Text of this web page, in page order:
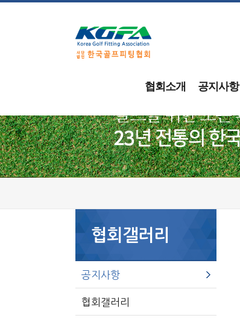
협회소개 공지사항
협회갤러리
공지사항
협회갤러리